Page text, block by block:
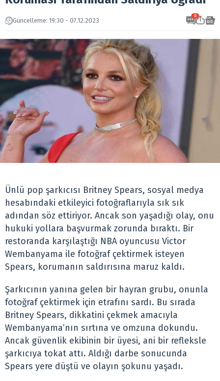
Güncelleme: 19:30 - 07.12.2023
0
Ünlü pop şarkıcısı Britney Spears, sosyal medya
hesabındaki etkileyici fotoğraflarıyla sık sık
adından söz ettiriyor. Ancak son yaşadığı olay, onu
hukuki yollara başvurmak zorunda bıraktı. Bir
restoranda karşılaştığı NBA oyuncusu Victor
Wembanyama ile fotoğraf çektirmek isteyen
Spears, korumanın saldırısına maruz kaldı.
Şarkıcının yanına gelen bir hayran grubu, onunla
fotoğraf çektirmek için etrafını sardı. Bu sırada
Britney Spears, dikkatini çekmek amacıyla
Wembanyama’nın sırtına ve omzuna dokundu.
Ancak güvenlik ekibinin bir üyesi, ani bir refleksle
şarkıcıya tokat attı. Aldığı darbe sonucunda
Spears yere düştü ve olayın şokunu yaşadı.